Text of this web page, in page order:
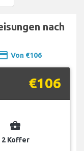
nach
Von €106
€106
business_center
2 Koffer